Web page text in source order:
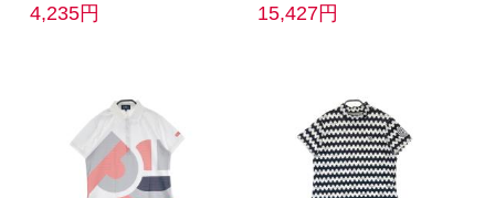
4,235円 15,427円